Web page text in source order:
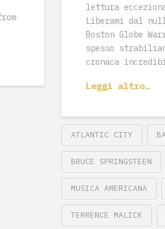
lettura
Liberami dal
Boston Globe
spesso
cronaca
Leggi altro…
ATLANTIC CITY
BRUCE SPRINGSTEEN
MUSICA AMERICANA
TERRENCE MALICK